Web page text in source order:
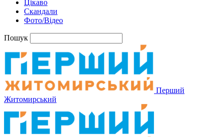
Цікаво
Скандали
Фото/Відео
Пошук
Перший
Житомирський